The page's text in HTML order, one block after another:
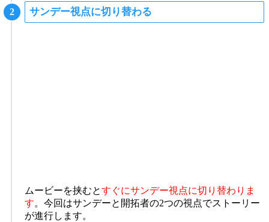
サンデー視点に切り替わる
ムービーを挟むとすぐにサンデー視点に切り替わりま
す。今回はサンデーと開拓者の2つの視点でストーリー
が進行します。